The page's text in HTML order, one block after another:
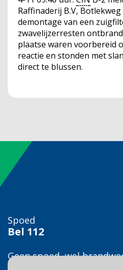
Raffinaderij B.V,
demontage van een
zwavelijzerresten
plaatse waren voorbereid
reactie en stonden met
direct te blussen.
Spoed
Bel 112
Geen spoed, wel
Bel